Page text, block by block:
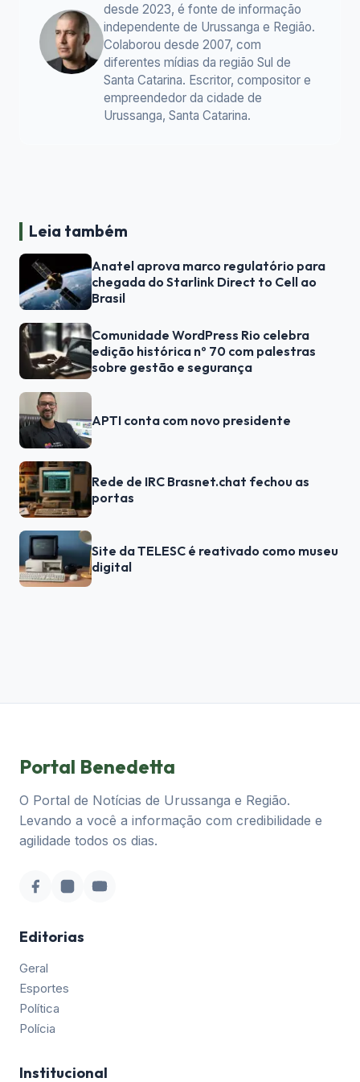
desde 2023, é fonte de informação
independente de Urussanga e Região.
Colaborou desde 2007, com
diferentes mídias da região Sul de
Santa Catarina. Escritor, compositor e
empreendedor da cidade de
Urussanga, Santa Catarina.
Leia também
Anatel aprova marco regulatório para
chegada do Starlink Direct to Cell ao
Brasil
Comunidade WordPress Rio celebra
edição histórica nº 70 com palestras
sobre gestão e segurança
APTI conta com novo presidente
Rede de IRC Brasnet.chat fechou as
portas
Site da TELESC é reativado como museu
digital
Portal Benedetta
O Portal de Notícias de Urussanga e Região.
Levando a você a informação com credibilidade e
agilidade todos os dias.
Editorias
Geral
Esportes
Política
Polícia
Institucional